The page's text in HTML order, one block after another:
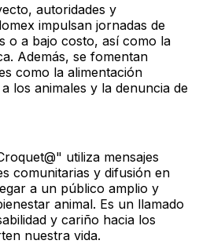
autoridades y
impulsan jornadas de
o a bajo costo, así como la
Además, se fomentan
como la alimentación
los animales y la denuncia de
utiliza mensajes
comunitarias y difusión en
a un público amplio y
animal. Es un llamado
y cariño hacia los
nuestra vida.